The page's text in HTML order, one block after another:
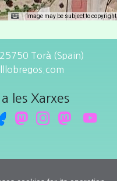
Image may be subject to copyright
Torà (Spain)
les Xarxes